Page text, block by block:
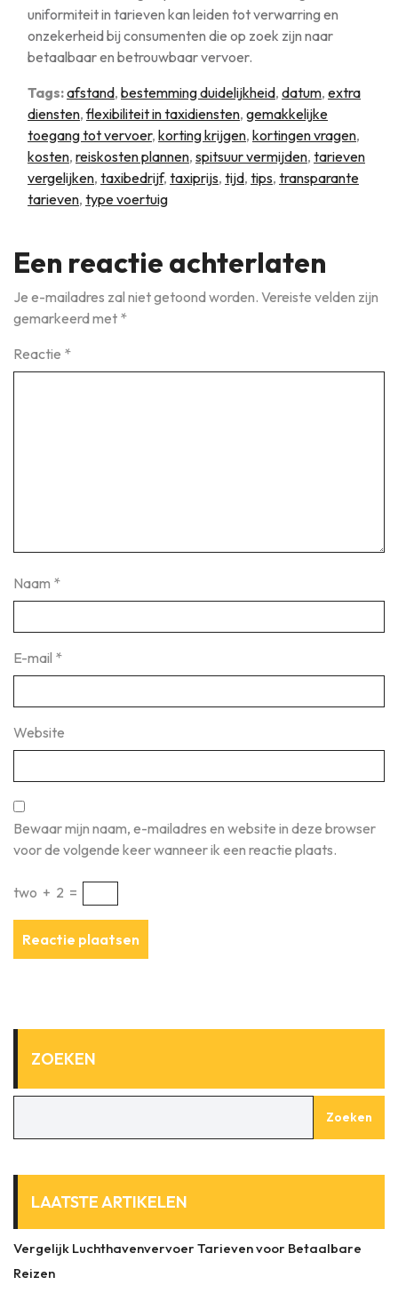
uniformiteit in tarieven kan leiden tot verwarring en
onzekerheid bij consumenten die op zoek zijn naar
betaalbaar en betrouwbaar vervoer.
Tags:afstand, bestemming duidelijkheid, datum, extra
diensten,flexibiliteit in taxidiensten, gemakkelijke
toegang tot vervoer, korting krijgen, kortingen vragen,
kosten, reiskosten plannen, spitsuur vermijden, tarieven
vergelijken, taxibedrijf, taxiprijs, tijd, tips, transparante
tarieven, type voertuig
Een reactie achterlaten
Je e-mailadres zal niet getoond worden. Vereiste velden zijn
gemarkeerd met *
Reactie *
Naam *
E-mail *
Website
Bewaar mijn naam, e-mailadres en website in deze browser
voor de volgende keer wanneer ik een reactie plaats.
two + 2 =
ZOEKEN
Zoeken
LAATSTE ARTIKELEN
Vergelijk Luchthavenvervoer Tarieven voor Betaalbare
Reizen